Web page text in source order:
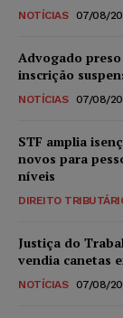
NOTÍCIAS 07/08/
Advogado
inscrição
NOTÍCIAS 07/08/
STF amplia
novos para
níveis
DIREITO
Justiça do
vendia canetas
NOTÍCIAS 07/08/